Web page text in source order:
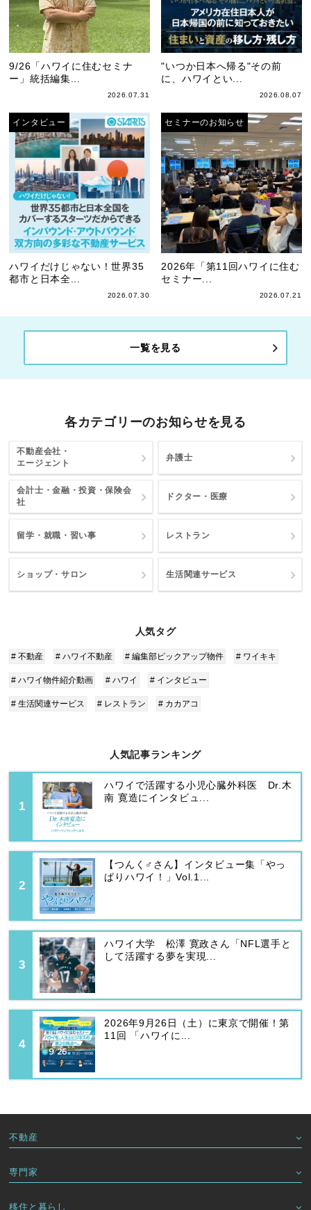
9/26「ハワイに住むセミナ
ー」統括編集...
2026.07.31
"いつか日本へ帰る"その前
に、ハワイとい...
2026.08.07
インタビュー
ハワイだけじゃない！世界35
都市と日本全...
2026.07.30
セミナーのお知らせ
2026年「第11回ハワイに住む
セミナー...
2026.07.21
一覧を見る
各カテゴリーのお知らせを見る
不動産会社・
エージェント
弁護士
会計士・金融・投資・保険会
社
ドクター・医療
留学・就職・習い事 レストラン
ショップ・サロン 生活関連サービス
人気タグ
# 不動産 # ハワイ不動産 # 編集部ピックアップ物件 # ワイキキ
# ハワイ物件紹介動画 # ハワイ # インタビュー
# 生活関連サービス # レストラン # カカアコ
人気記事ランキング
ハワイで活躍する小児心臓外科医 Dr.木
南 寛造にインタビュ...
【つんく♂さん】インタビュー集「やっ
ぱりハワイ！」Vol.1...
ハワイ大学 松澤 寛政さん「NFL選手と
して活躍する夢を実現...
2026年9月26日（土）に東京で開催！第
11回 「ハワイに...
不動産
専門家
移住と暮らし